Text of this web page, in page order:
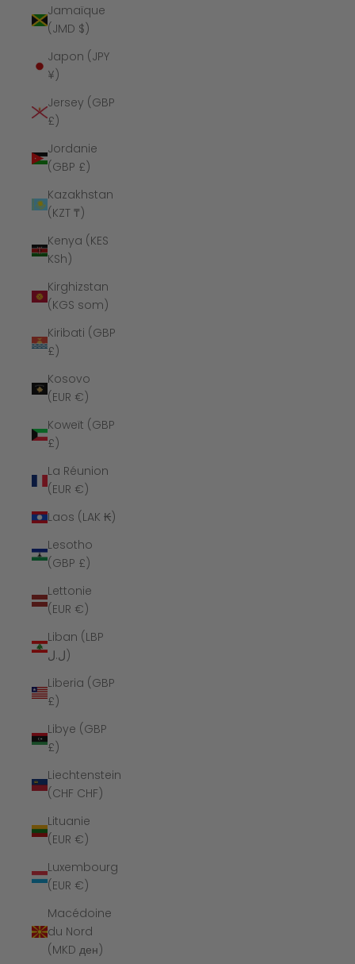
Jamaïque
(JMD $)
Japon (JPY
¥)
Jersey (GBP
£)
Jordanie
(GBP £)
Kazakhstan
(KZT ₸)
Kenya (KES
KSh)
Kirghizstan
(KGS som)
Kiribati (GBP
£)
Kosovo
(EUR €)
Koweït (GBP
£)
La Réunion
(EUR €)
Laos (LAK ₭)
Lesotho
(GBP £)
Lettonie
(EUR €)
Liban (LBP
ل.ل)
Liberia (GBP
£)
Libye (GBP
£)
Liechtenstein
(CHF CHF)
Lituanie
(EUR €)
Luxembourg
(EUR €)
Macédoine
du Nord
(MKD ден)